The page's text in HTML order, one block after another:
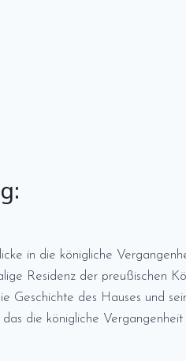
in die königliche
Residenz der preußischen
Geschichte des Hauses und
die königliche Vergangenheit